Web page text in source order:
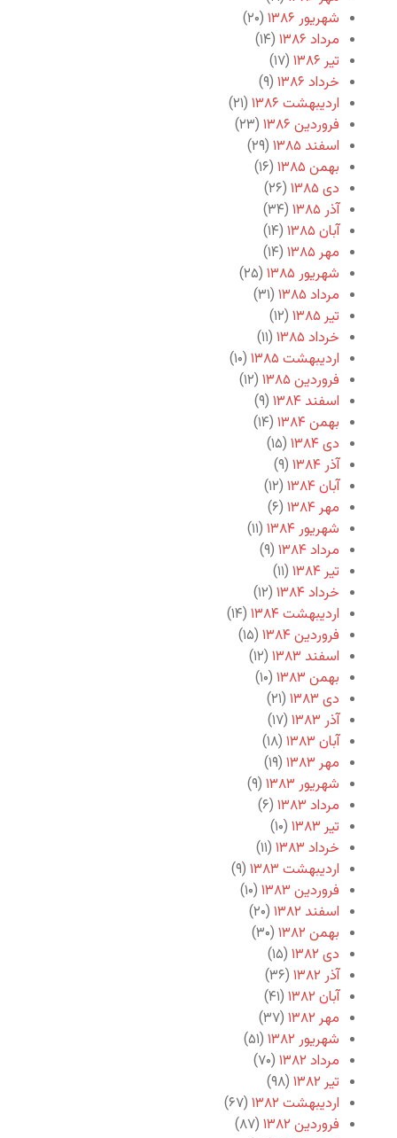
شهریور ۱۳۸۶
(۲۰)
مرداد ۱۳۸۶
(۱۴)
تیر ۱۳۸۶
(۱۷)
خرداد ۱۳۸۶
(۹)
اردیبهشت ۱۳۸۶
(۲۱)
فروردین ۱۳۸۶
(۲۳)
اسفند ۱۳۸۵
(۲۹)
بهمن ۱۳۸۵
(۱۶)
دی ۱۳۸۵
(۲۶)
آذر ۱۳۸۵
(۳۴)
آبان ۱۳۸۵
(۱۴)
مهر ۱۳۸۵
(۱۴)
شهریور ۱۳۸۵
(۲۵)
مرداد ۱۳۸۵
(۳۱)
تیر ۱۳۸۵
(۱۲)
خرداد ۱۳۸۵
(۱۱)
اردیبهشت ۱۳۸۵
(۱۰)
فروردین ۱۳۸۵
(۱۲)
اسفند ۱۳۸۴
(۹)
بهمن ۱۳۸۴
(۱۴)
دی ۱۳۸۴
(۱۵)
آذر ۱۳۸۴
(۹)
آبان ۱۳۸۴
(۱۲)
مهر ۱۳۸۴
(۶)
شهریور ۱۳۸۴
(۱۱)
مرداد ۱۳۸۴
(۹)
تیر ۱۳۸۴
(۱۱)
خرداد ۱۳۸۴
(۱۲)
اردیبهشت ۱۳۸۴
(۱۴)
فروردین ۱۳۸۴
(۱۵)
اسفند ۱۳۸۳
(۱۲)
بهمن ۱۳۸۳
(۱۰)
دی ۱۳۸۳
(۲۱)
آذر ۱۳۸۳
(۱۷)
آبان ۱۳۸۳
(۱۸)
مهر ۱۳۸۳
(۱۹)
شهریور ۱۳۸۳
(۹)
مرداد ۱۳۸۳
(۶)
تیر ۱۳۸۳
(۱۰)
خرداد ۱۳۸۳
(۱۱)
اردیبهشت ۱۳۸۳
(۹)
فروردین ۱۳۸۳
(۱۰)
اسفند ۱۳۸۲
(۲۰)
بهمن ۱۳۸۲
(۳۰)
دی ۱۳۸۲
(۱۵)
آذر ۱۳۸۲
(۳۶)
آبان ۱۳۸۲
(۴۱)
مهر ۱۳۸۲
(۳۷)
شهریور ۱۳۸۲
(۵۱)
مرداد ۱۳۸۲
(۷۰)
تیر ۱۳۸۲
(۹۸)
اردیبهشت ۱۳۸۲
(۶۷)
فروردین ۱۳۸۲
(۸۷)